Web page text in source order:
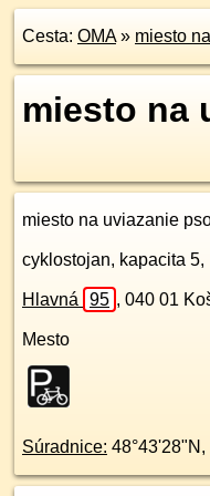
Cesta: OMA» miesto
miesto na
miesto na uviazanie
cyklostojan, kapacita 5,
Hlavná 95 , 040 01
Mesto
Súradnice: 48°43'28"N ,